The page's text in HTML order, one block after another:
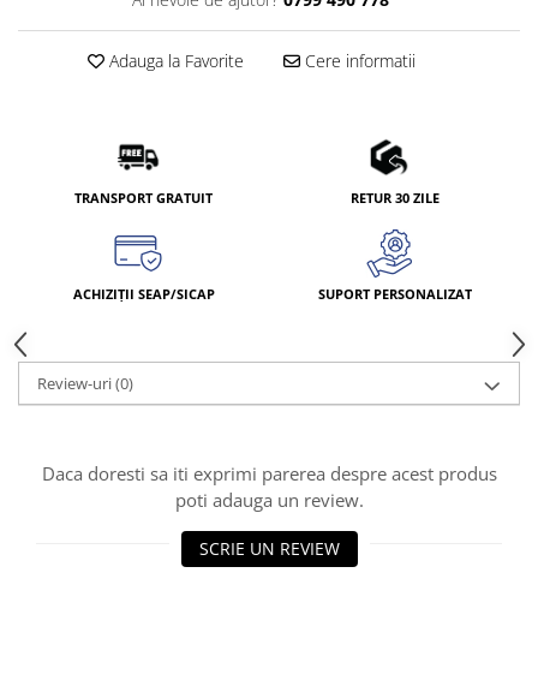
Adauga la Favorite Cere informatii
TRANSPORT GRATUIT RETUR 30 ZILE
ACHIZIȚII SEAP/SICAP SUPORT PERSONALIZAT
Review-uri(0)
Daca doresti sa iti exprimi parerea despre acest produs
poti adauga un review.
SCRIE UN REVIEW